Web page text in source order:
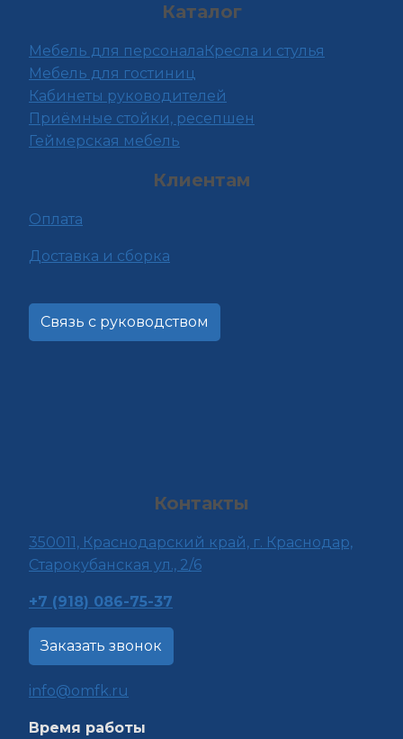
Каталог
Мебель для персоналаКресла и стулья
Мебель для гостиниц
Кабинеты руководителей
Приёмные стойки, ресепшен
Геймерская мебель
Клиентам
Оплата
Доставка и сборка
Связь с руководством
Контакты
350011, Краснодарский край, г. Краснодар,
Старокубанская ул., 2/6
+7 (918) 086-75-37
Заказать звонок
info@omfk.ru
Время работы